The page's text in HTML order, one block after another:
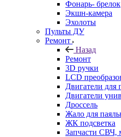
Фонарь- брелок
Экшн-камера
Эхолоты
Пульты ДУ
Ремонт
Назад
Ремонт
3D ручки
LCD
Двигатели для
Двигатели
Дроссель
Жало для
ЖК подсветка
Запчасти СВЧ,